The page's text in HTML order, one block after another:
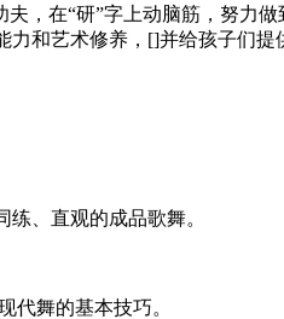
，在“研”字上动脑筋，努力
和艺术修养，[]并给孩子们提
、直观的成品歌舞。
代舞的基本技巧。